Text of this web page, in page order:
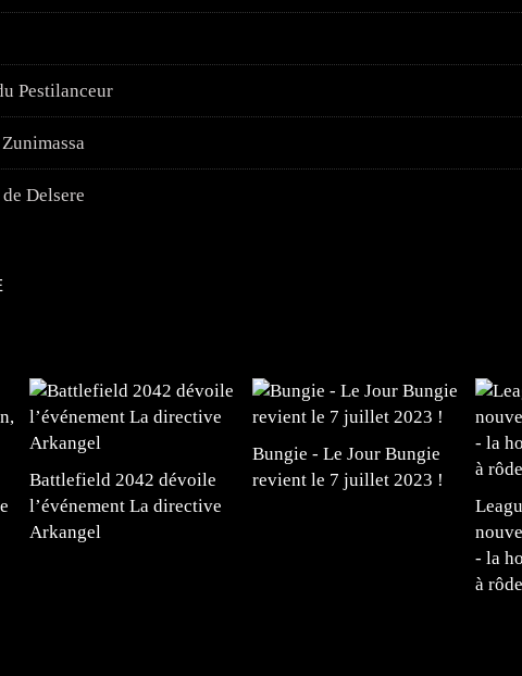
Pestilanceur
Delsere
Battlefield 2042 dévoile
l’événement La directive
Arkangel
Bungie - Le Jour Bungie
revient le 7 juillet 2023 !
- la
à